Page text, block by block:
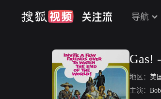
导航
Gas!
地区： 美
主演：